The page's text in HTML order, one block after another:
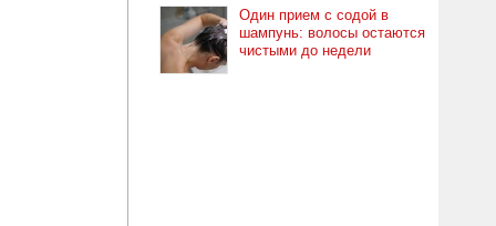
Один прием с содой в
шампунь: волосы остаются
чистыми до недели